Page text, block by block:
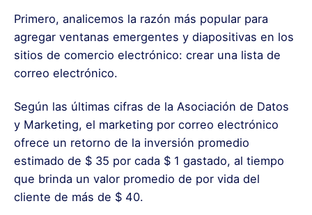
Primero, analicemos la razón más popular para
agregar ventanas emergentes y diapositivas en los
sitios de comercio electrónico: crear una lista de
correo electrónico.
Según las últimas cifras de la Asociación de Datos
y Marketing, el marketing por correo electrónico
ofrece un retorno de la inversión promedio
estimado de $ 35 por cada $ 1 gastado, al tiempo
que brinda un valor promedio de por vida del
cliente de más de $ 40.